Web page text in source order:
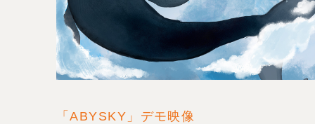
「ABYSKY」デモ映像